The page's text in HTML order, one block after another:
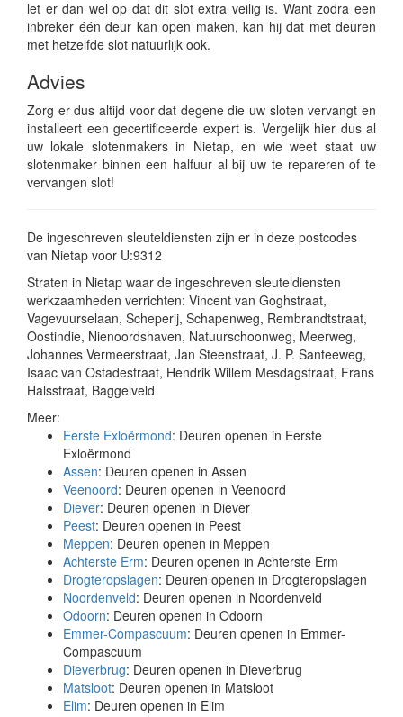
let er dan wel op dat dit slot extra veilig is. Want zodra een
inbreker één deur kan open maken, kan hij dat met deuren
met hetzelfde slot natuurlijk ook.
Advies
Zorg er dus altijd voor dat degene die uw sloten vervangt en
installeert een gecertificeerde expert is. Vergelijk hier dus al
uw lokale slotenmakers in Nietap, en wie weet staat uw
slotenmaker binnen een halfuur al bij uw te repareren of te
vervangen slot!
De ingeschreven sleuteldiensten zijn er in deze postcodes
van Nietap voor U:9312
Straten in Nietap waar de ingeschreven sleuteldiensten
werkzaamheden verrichten: Vincent van Goghstraat,
Vagevuurselaan, Scheperij, Schapenweg, Rembrandtstraat,
Oostindie, Nienoordshaven, Natuurschoonweg, Meerweg,
Johannes Vermeerstraat, Jan Steenstraat, J. P. Santeeweg,
Isaac van Ostadestraat, Hendrik Willem Mesdagstraat, Frans
Halsstraat, Baggelveld
Meer:
Eerste Exloërmond: Deuren openen in Eerste
Exloërmond
Assen: Deuren openen in Assen
Veenoord: Deuren openen in Veenoord
Diever: Deuren openen in Diever
Peest: Deuren openen in Peest
Meppen: Deuren openen in Meppen
Achterste Erm: Deuren openen in Achterste Erm
Drogteropslagen: Deuren openen in Drogteropslagen
Noordenveld: Deuren openen in Noordenveld
Odoorn: Deuren openen in Odoorn
Emmer-Compascuum: Deuren openen in Emmer-
Compascuum
Dieverbrug: Deuren openen in Dieverbrug
Matsloot: Deuren openen in Matsloot
Elim: Deuren openen in Elim